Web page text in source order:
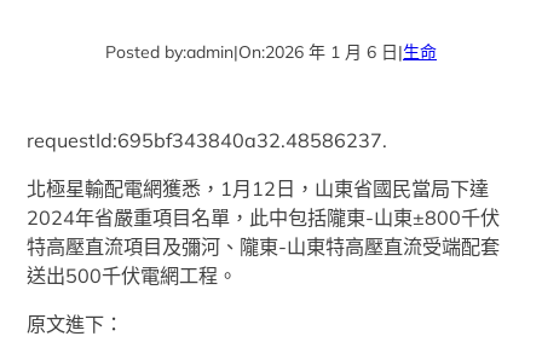
Posted by:admin|On:2026 年 1 月 6 日|生命
requestId:695bf343840a32.48586237.
北極星輸配電網獲悉，1月12日，山東省國民當局下達
2024年省嚴重項目名單，此中包括隴東-山東±800千伏
特高壓直流項目及彌河、隴東-山東特高壓直流受端配套
送出500千伏電網工程。
原文進下：